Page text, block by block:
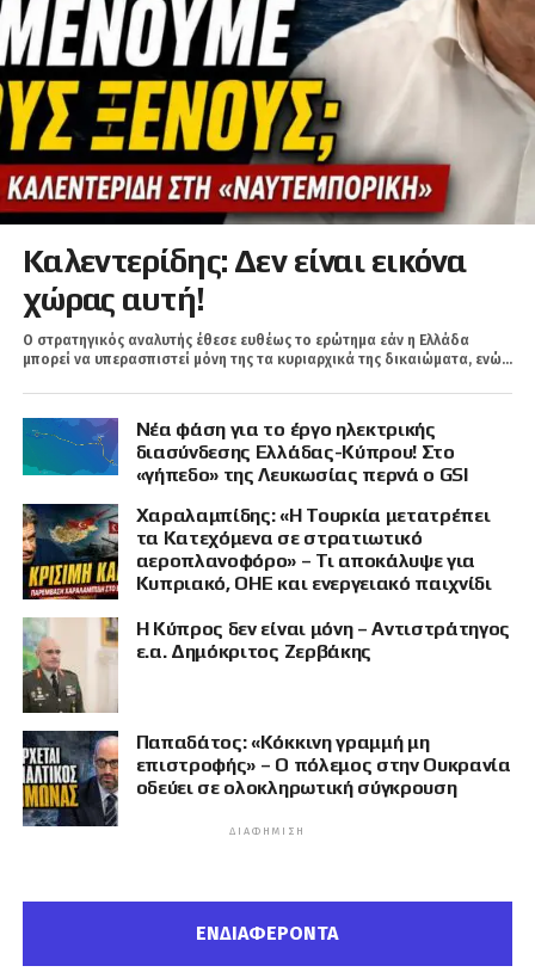
Καλεντερίδης: Δεν είναι εικόνα
χώρας αυτή!
Ο στρατηγικός αναλυτής έθεσε ευθέως το ερώτημα εάν η Ελλάδα
μπορεί να υπερασπιστεί μόνη της τα κυριαρχικά της δικαιώματα, ενώ...
Νέα φάση για το έργο ηλεκτρικής
διασύνδεσης Ελλάδας-Κύπρου! Στο
«γήπεδο» της Λευκωσίας περνά ο GSI
Χαραλαμπίδης: «Η Τουρκία μετατρέπει
τα Κατεχόμενα σε στρατιωτικό
αεροπλανοφόρο» – Τι αποκάλυψε για
Κυπριακό, ΟΗΕ και ενεργειακό παιχνίδι
Η Κύπρος δεν είναι μόνη – Αντιστράτηγος
ε.α. Δημόκριτος Ζερβάκης
Παπαδάτος: «Κόκκινη γραμμή μη
επιστροφής» – Ο πόλεμος στην Ουκρανία
οδεύει σε ολοκληρωτική σύγκρουση
ΔΙΑΦΉΜΙΣΗ
ΕΝΔΙΑΦΕΡΟΝΤΑ